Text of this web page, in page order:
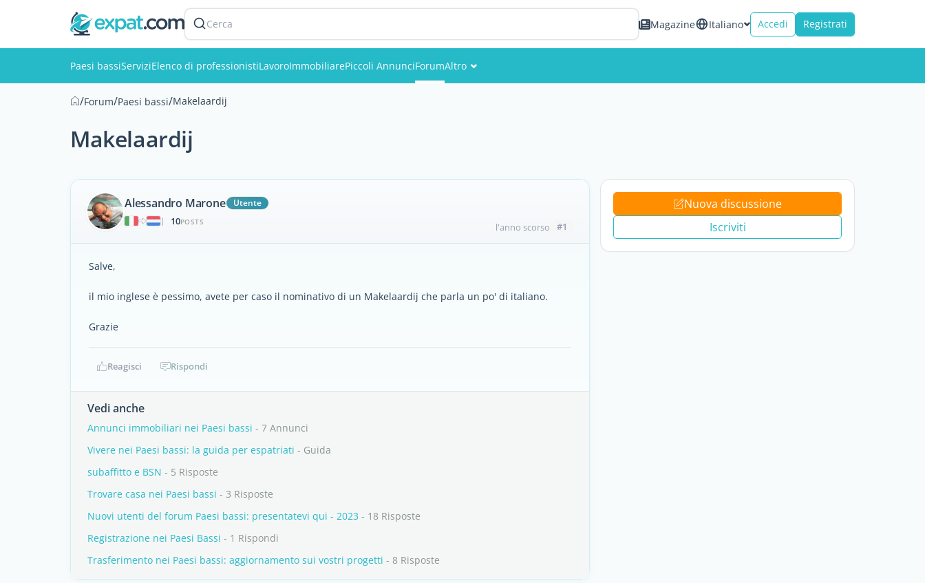
Cerca Magazine Italiano Accedi Registrati
Paesi bassiServiziElenco di professionistiLavoroImmobiliarePiccoli AnnunciForumAltro
/Forum/Paesi bassi/Makelaardij
Makelaardij
Alessandro Marone
Utente
|
10POSTS l'anno scorso #1
Salve,
il mio inglese è pessimo, avete per caso il nominativo di un Makelaardij che parla un po' di italiano.
Grazie
Reagisci Rispondi
Vedi anche
Annunci immobiliari nei Paesi bassi - 7 Annunci
Vivere nei Paesi bassi: la guida per espatriati - Guida
subaffitto e BSN - 5 Risposte
Trovare casa nei Paesi bassi - 3 Risposte
Nuovi utenti del forum Paesi bassi: presentatevi qui - 2023 - 18 Risposte
Registrazione nei Paesi Bassi - 1 Rispondi
Trasferimento nei Paesi bassi: aggiornamento sui vostri progetti - 8 Risposte
Nuova discussione
Iscriviti